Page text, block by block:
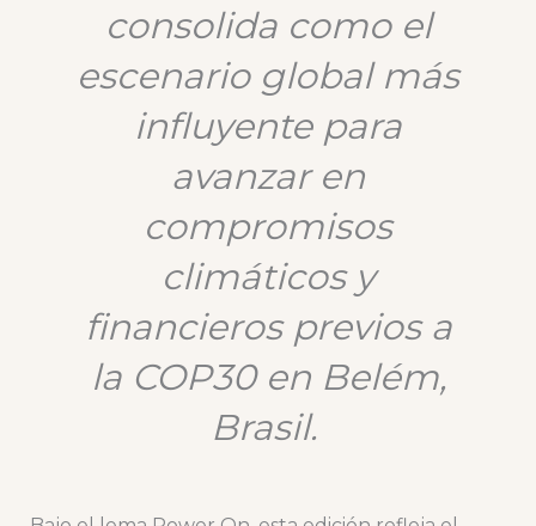
consolida como el
escenario global más
influyente para
avanzar en
compromisos
climáticos y
financieros previos a
la COP30 en Belém,
Brasil.